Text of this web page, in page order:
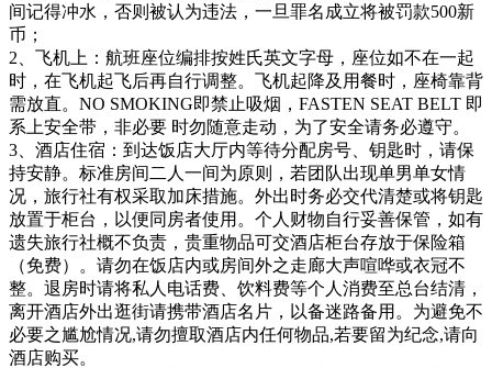
间记得冲水，否则被认为违法，一旦罪名成立将被罚款500新
币；
2、飞机上：航班座位编排按姓氏英文字母，座位如不在一起
时，在飞机起飞后再自行调整。飞机起降及用餐时，座椅靠背
需放直。NO SMOKING即禁止吸烟，FASTEN SEAT BELT 即
系上安全带，非必要 时勿随意走动，为了安全请务必遵守。
3、酒店住宿：到达饭店大厅内等待分配房号、钥匙时，请保
持安静。标准房间二人一间为原则，若团队出现单男单女情
况，旅行社有权采取加床措施。外出时务必交代清楚或将钥匙
放置于柜台，以便同房者使用。个人财物自行妥善保管，如有
遗失旅行社概不负责，贵重物品可交酒店柜台存放于保险箱
（免费）。请勿在饭店内或房间外之走廊大声喧哗或衣冠不
整。退房时请将私人电话费、饮料费等个人消费至总台结清，
离开酒店外出逛街请携带酒店名片，以备迷路备用。为避免不
必要之尴尬情况,请勿擅取酒店内任何物品,若要留为纪念,请向
酒店购买。